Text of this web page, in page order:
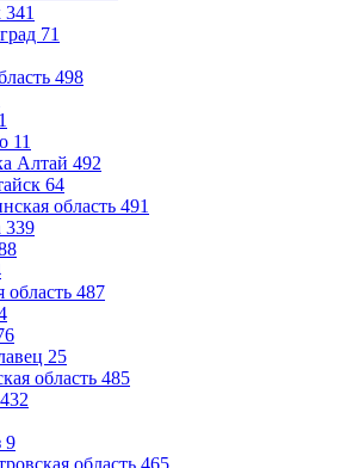
341
71
498
11
Алтай 492
64
область 491
339
область 487
25
область 485
432
9
область 465